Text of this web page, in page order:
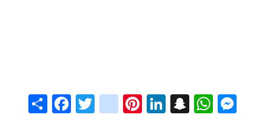
ShareFacebook
Twitter
instagram
Pinterest
LinkedIn
Snapchat